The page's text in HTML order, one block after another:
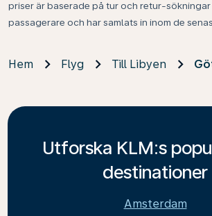
priser är baserade på tur och retur-sökningar
passagerare och har samlats in inom de
Hem Flyg Till Libyen
Utforska KLM:s
destinationer
Amsterdam